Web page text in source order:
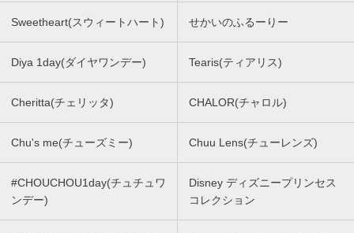
Sweetheart(スウィートハート) せかいのふるーりー
Diya 1day(ダイヤワンデー) Tearis(ティアリス)
Cheritta(チェリッタ) CHALOR(チャロル)
Chu's me(チューズミー) Chuu Lens(チューレンズ)
#CHOUCHOU1day(チュチュワ
ンデー)
Disney ディズニープリンセス
コレクション